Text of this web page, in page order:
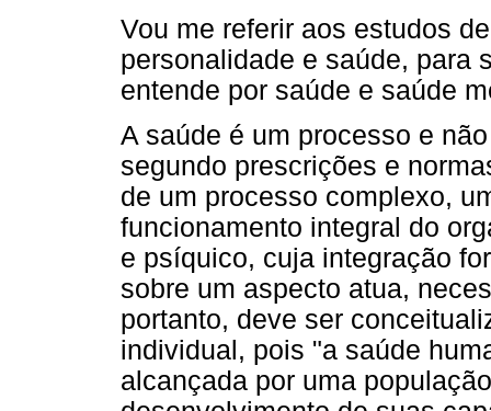
Vou me referir aos estudos
personalidade e saúde, para
entende por saúde e saúde
A saúde é um processo e
segundo prescrições e
de um processo complexo,
funcionamento integral do
e psíquico, cuja integração
sobre um aspecto atua,
portanto, deve ser
individual, pois "a saúde
alcançada por uma